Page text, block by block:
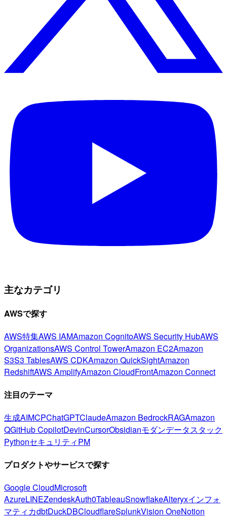
主なカテゴリ
AWSで探す
AWS特集AWS IAMAmazon CognitoAWS Security HubAWS
OrganizationsAWS Control TowerAmazon EC2Amazon
S3S3 TablesAWS CDKAmazon QuickSightAmazon
RedshiftAWS AmplifyAmazon CloudFrontAmazon Connect
注目のテーマ
生成AIMCPChatGPTClaudeAmazon BedrockRAGAmazon
QGitHub CopilotDevinCursorObsidianモダンデータスタック
PythonセキュリティPM
プロダクトやサービスで探す
Google CloudMicrosoft
AzureLINEZendeskAuth0TableauSnowflakeAlteryxインフォ
マティカdbtDuckDBCloudflareSplunkVision OneNotion